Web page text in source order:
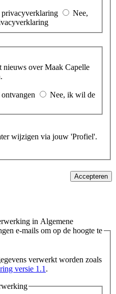
privacyverklaring
Nee,
over Maak Capelle
Nee, ik wil de
wijzigen via jouw 'Profiel'.
Accepteren
in Algemene
e-mails om op de hoogte te
verwerkt worden zoals
versie 1.1 .